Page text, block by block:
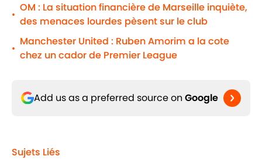
•
OM : La situation financière de Marseille inquiète,
des menaces lourdes pèsent sur le club
•
Manchester United : Ruben Amorim a la cote
chez un cador de Premier League
Add us as a preferred source on Google
Sujets Liés